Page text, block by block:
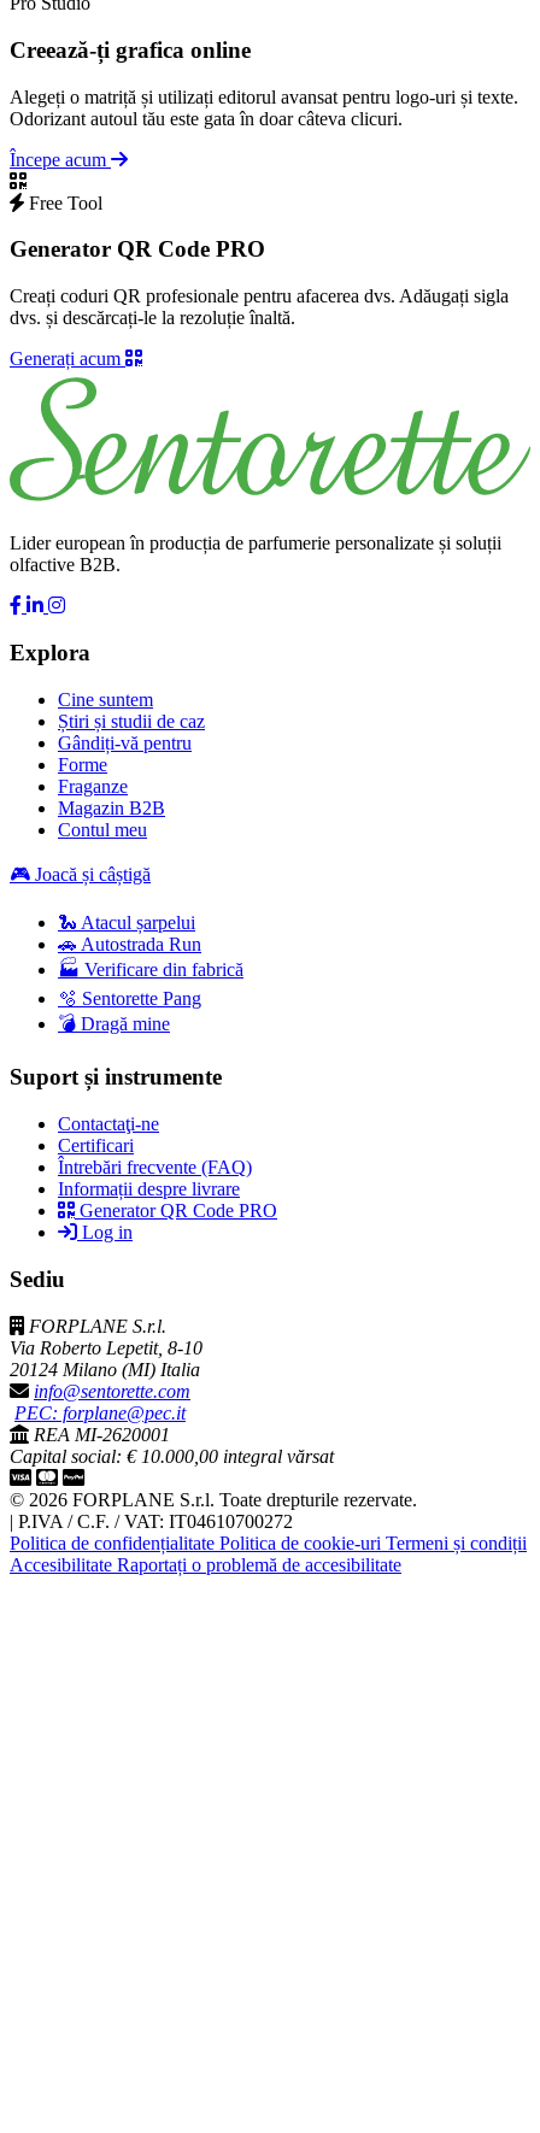
Creează-ți grafica online
Alegeți o matriță și utilizați editorul avansat pentru logo-uri și texte.
Odorizant autoul tău este gata în doar câteva clicuri.
Începe acum
Free Tool
Generator QR Code PRO
Creați coduri QR profesionale pentru afacerea dvs. Adăugați sigla
dvs. și descărcați-le la rezoluție înaltă.
Generați acum
Lider european în producția de parfumerie personalizate și soluții
olfactive B2B.
Explora
Cine suntem
Știri și studii de caz
Gândiți-vă pentru
Forme
Fraganze
Magazin B2B
Contul meu
🎮 Joacă și câștigă
🐍 Atacul șarpelui
🚗 Autostrada Run
🏭 Verificare din fabrică
🫧 Sentorette Pang
💣 Dragă mine
Suport și instrumente
Contactaţi-ne
Certificari
Întrebări frecvente (FAQ)
Informații despre livrare
Generator QR Code PRO
Log in
Sediu
FORPLANE S.r.l.
Via Roberto Lepetit, 8-10
20124 Milano (MI) Italia
info@sentorette.com
PEC: forplane@pec.it
REA MI-2620001
Capital social: € 10.000,00 integral vărsat
© 2026 FORPLANE S.r.l. Toate drepturile rezervate.
| P.IVA / C.F. / VAT: IT04610700272
Politica de confidențialitate Politica de cookie-uri Termeni și condiții
Accesibilitate Raportați o problemă de accesibilitate